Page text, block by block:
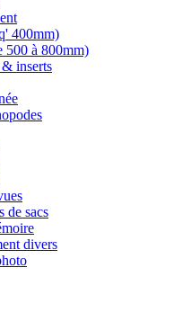
400mm)
500 à 800mm)
& inserts
de sacs
divers